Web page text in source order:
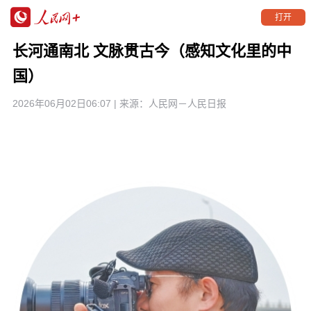
打开
长河通南北 文脉贯古今（感知文化里的中
国）
2026年06月02日06:07 | 来源： 人民网－人民日报